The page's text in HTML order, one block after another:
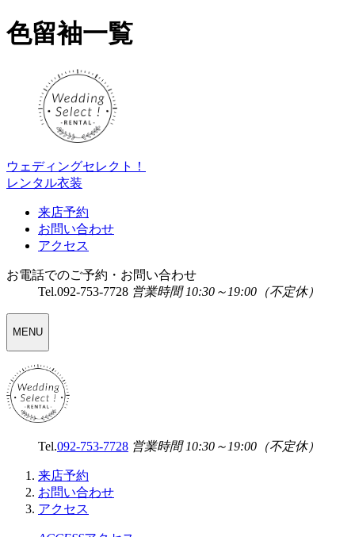
色留袖一覧
ウェディングセレクト！
レンタル衣装
来店予約
お問い合わせ
アクセス
お電話でのご予約・お問い合わせ
Tel.092-753-7728 営業時間 10:30～19:00（不定休）
SELECT
MENU
Tel.092-753-7728 営業時間 10:30～19:00（不定休）
来店予約
お問い合わせ
アクセス